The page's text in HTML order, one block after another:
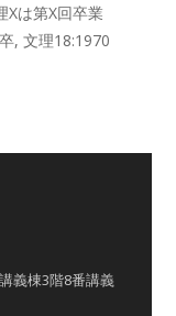
Xは第X回卒業
, 文理18:1970
義棟3階8番講義